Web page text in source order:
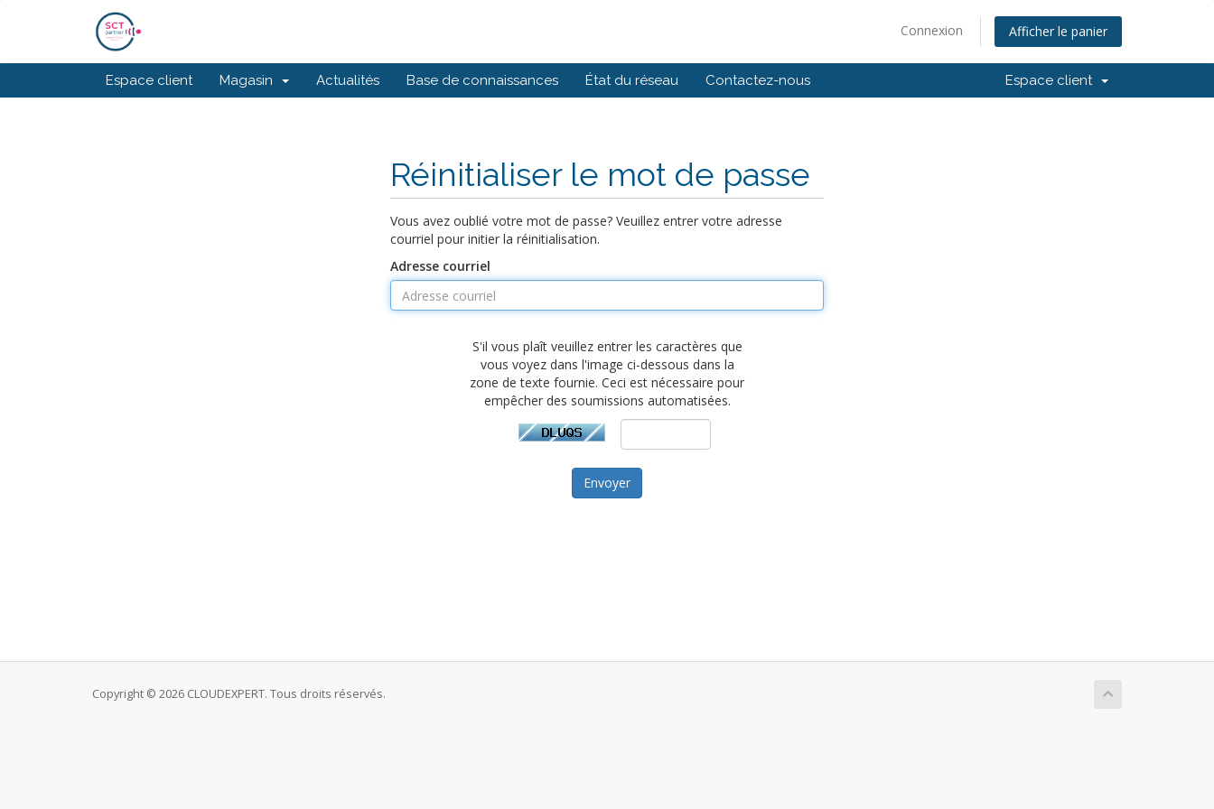
Connexion Afficher le panier
Espace client Magasin Actualités Base de connaissances État du réseau Contactez-nous Espace client
Réinitialiser le mot de passe
Vous avez oublié votre mot de passe? Veuillez entrer votre adresse
courriel pour initier la réinitialisation.
Adresse courriel
S'il vous plaît veuillez entrer les caractères que
vous voyez dans l'image ci-dessous dans la
zone de texte fournie. Ceci est nécessaire pour
empêcher des soumissions automatisées.
Envoyer
Copyright © 2026 CLOUDEXPERT. Tous droits réservés.